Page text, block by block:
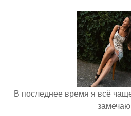
В последнее время я всё